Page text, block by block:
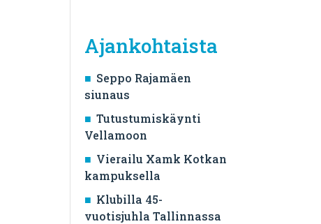
Ajankohtaista
Seppo Rajamäen
siunaus
Tutustumiskäynti
Vellamoon
Vierailu Xamk Kotkan
kampuksella
Klubilla 45-
vuotisjuhla Tallinnassa